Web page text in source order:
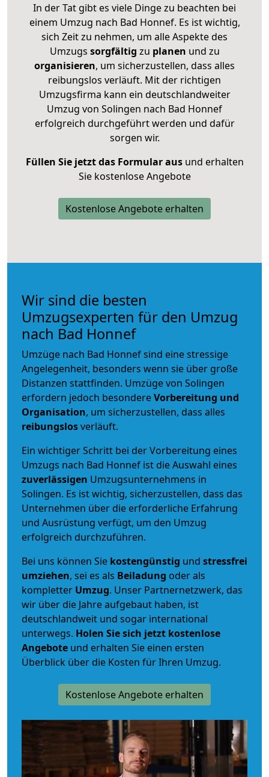
In der Tat gibt es viele Dinge zu beachten bei
einem Umzug nach Bad Honnef. Es ist wichtig,
sich Zeit zu nehmen, um alle Aspekte des
Umzugs sorgfältig zu planen und zu
organisieren, um sicherzustellen, dass alles
reibungslos verläuft. Mit der richtigen
Umzugsfirma kann ein deutschlandweiter
Umzug von Solingen nach Bad Honnef
erfolgreich durchgeführt werden und dafür
sorgen wir.
Füllen Sie jetzt das Formular ausund erhalten
Sie kostenlose Angebote
Kostenlose Angebote erhalten
Wir sind die besten
Umzugsexperten für den Umzug
nach Bad Honnef
Umzüge nach Bad Honnef sind eine stressige
Angelegenheit, besonders wenn sie über große
Distanzen stattfinden. Umzüge von Solingen
erfordern jedoch besondereVorbereitung und
Organisation, um sicherzustellen, dass alles
reibungslosverläuft.
Ein wichtiger Schritt bei der Vorbereitung eines
Umzugs nach Bad Honnef ist die Auswahl eines
zuverlässigen Umzugsunternehmens in
Solingen. Es ist wichtig, sicherzustellen, dass das
Unternehmen über die erforderliche Erfahrung
und Ausrüstung verfügt, um den Umzug
erfolgreich durchzuführen.
Bei uns können Sie kostengünstig und stressfrei
umziehen, sei es als Beiladung oder als
kompletter Umzug. Unser Partnernetzwerk, das
wir über die Jahre aufgebaut haben, ist
deutschlandweit und sogar international
unterwegs. Holen Sie sich jetzt kostenlose
Angebote und erhalten Sie einen ersten
Überblick über die Kosten für Ihren Umzug.
Kostenlose Angebote erhalten